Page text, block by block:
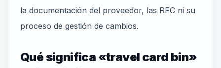
la documentación del proveedor, las RFC ni su
proceso de gestión de cambios.
Qué significa «travel card bin»